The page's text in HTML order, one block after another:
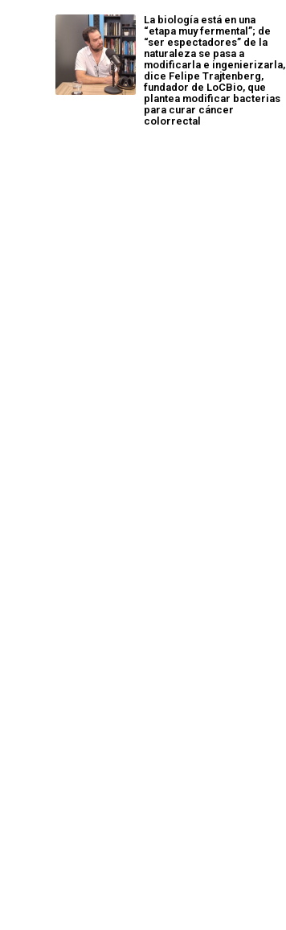
La biología está en una
“etapa muy fermental”; de
“ser espectadores” de la
naturaleza se pasa a
modificarla e ingenierizarla,
dice Felipe Trajtenberg,
fundador de LoCBio, que
plantea modificar bacterias
para curar cáncer
colorrectal